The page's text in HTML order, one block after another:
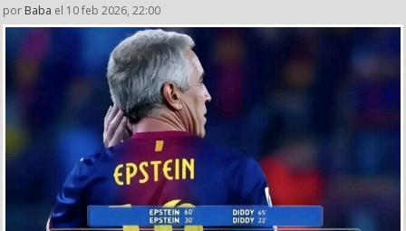
por Baba el 10 feb 2026, 22:00